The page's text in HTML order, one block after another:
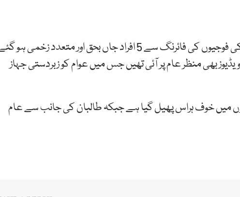
واضح رہے کہ گزشتہ روز بھی کابل ائرپورٹ پر امریکی فوجیوں کی فائرنگ سے 5 افراد جاں بحق اور متعدد زخمی ہو
بھی منظر عام پر آئی تھیں جس میں عوام کو زبردستی جہاز
میں خوف ہراس پھیل گیا ہے جبکہ طالبان کی جانب سے عام